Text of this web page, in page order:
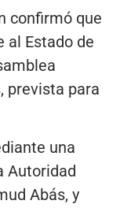
confirmó que
al Estado de
prevista para
una
Autoridad
Abás, y